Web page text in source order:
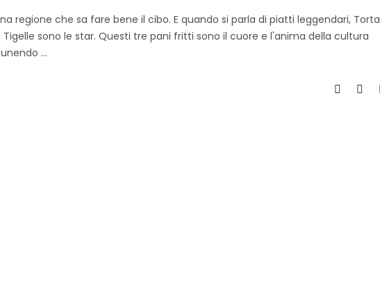
regione che sa fare bene il cibo. E quando si parla di piatti leggendari, Torta
sono le star. Questi tre pani fritti sono il cuore e l'anima della cultura